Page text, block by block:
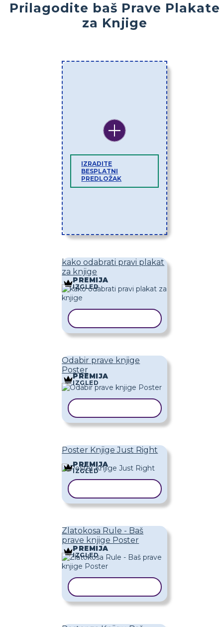
Prilagodite baš Prave Plakate
za Knjige
IZRADITE
BESPLATNI
PREDLOŽAK
kako odabrati pravi plakat
za knjige
PREMIJA
IZGLED
Odabir prave knjige
Poster
PREMIJA
IZGLED
Poster Knjige Just Right
PREMIJA
IZGLED
Zlatokosa Rule - Baš
prave knjige Poster
PREMIJA
IZGLED